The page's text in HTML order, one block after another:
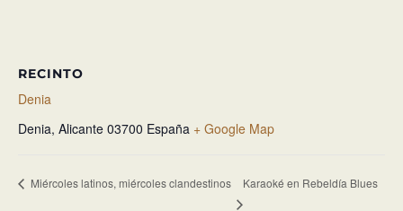
RECINTO
Denia
Denia, Alicante 03700 España + Google Map
Miércoles latinos, miércoles clandestinos Karaoké en Rebeldía Blues